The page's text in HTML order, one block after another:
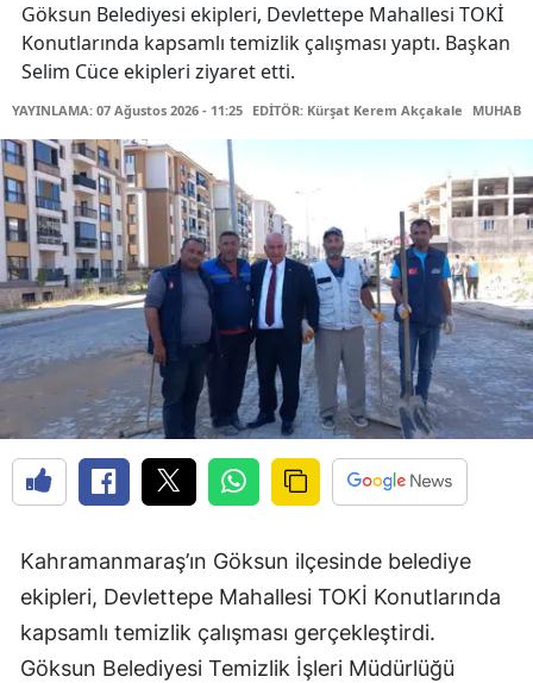
Göksun Belediyesi ekipleri, Devlettepe Mahallesi TOKİ
Konutlarında kapsamlı temizlik çalışması yaptı. Başkan
Selim Cüce ekipleri ziyaret etti.
YAYINLAMA: 07 Ağustos 2026 - 11:25 EDİTÖR: Kürşat Kerem Akçakale
Kahramanmaraş’ın Göksun ilçesinde belediye
ekipleri, Devlettepe Mahallesi TOKİ Konutlarında
kapsamlı temizlik çalışması gerçekleştirdi.
Göksun Belediyesi Temizlik İşleri Müdürlüğü